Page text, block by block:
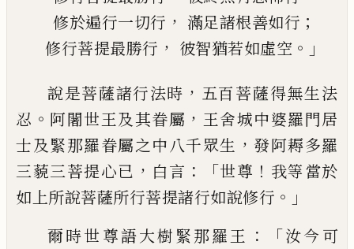
修於遍行一切行 ， 滿足諸根善如行 ；
修行菩提最勝行 ， 彼智猶若如虛空 。」
說是菩薩諸行法時 ， 五百菩薩得無生法
忍 。 阿闍世王及其眷屬 ， 王舍城中婆羅門居
士及緊那羅眷屬之中八千眾生 ， 發阿耨多羅
三藐三菩提心已 ， 白言 ：「世尊 ！ 我等當於
如上所說菩薩所行菩提諸行如說修行 。」
爾時世尊語大樹緊那羅王 ：「汝今可